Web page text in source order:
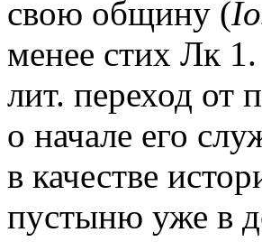
свою общину (
менее стих Лк
лит. переход от
о начале его
в качестве
пустыню уже в